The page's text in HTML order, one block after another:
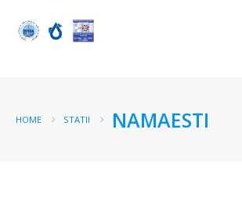
HOME STATII NAMAESTI